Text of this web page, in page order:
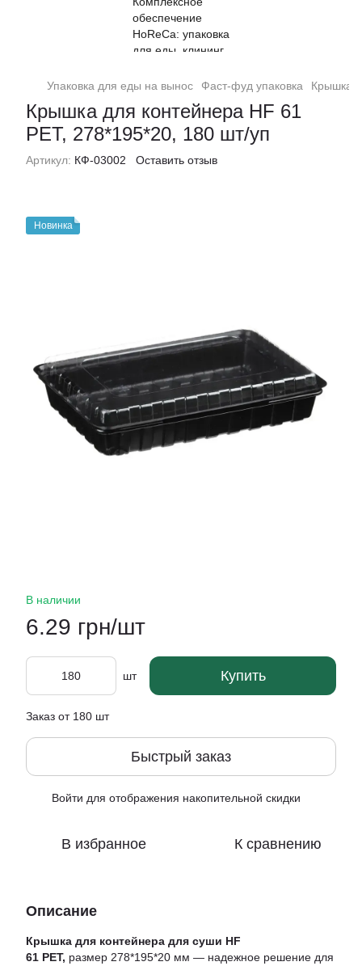
Упаковка для еды на вынос Фаст-фуд упаковка Крышка
Крышка для контейнера HF 61
PET, 278*195*20, 180 шт/уп
Артикул: КФ-03002 Оставить отзыв
Новинка
В наличии
6.29 грн/шт
шт Купить
Заказ от 180 шт
Быстрый заказ
Войти для отображения накопительной скидки
В избранное К сравнению
Описание
Крышка для контейнера для суши HF
61 PET, размер 278*195*20 мм — надежное решение для